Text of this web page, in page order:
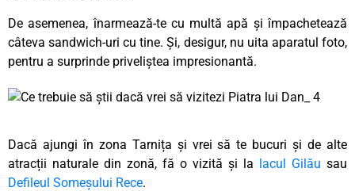
De asemenea, înarmează-te cu multă apă și împachetează
câteva sandwich-uri cu tine. Și, desigur, nu uita aparatul foto,
pentru a surprinde priveliștea impresionantă.
Dacă ajungi în zona Tarnița și vrei să te bucuri și de alte
atracții naturale din zonă, fă o vizită și la lacul Gilău sau
Defileul Someșului Rece.